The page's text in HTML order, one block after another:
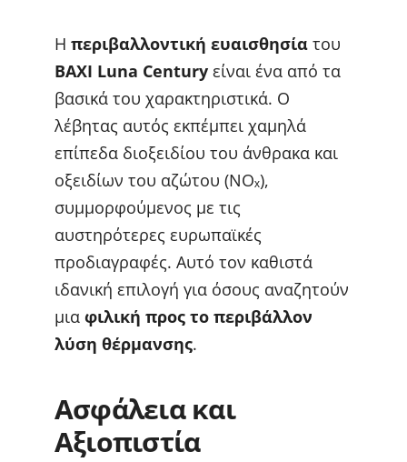
Η περιβαλλοντική ευαισθησίατου
BAXI Luna Centuryείναι ένα από τα
βασικά του χαρακτηριστικά. Ο
λέβητας αυτός εκπέμπει χαμηλά
επίπεδα διοξειδίου του άνθρακα και
οξειδίων του αζώτου (NOₓ),
συμμορφούμενος με τις
αυστηρότερες ευρωπαϊκές
προδιαγραφές. Αυτό τον καθιστά
ιδανική επιλογή για όσους αναζητούν
μια φιλική προς το περιβάλλον
λύση θέρμανσης.
Ασφάλεια και
Αξιοπιστία